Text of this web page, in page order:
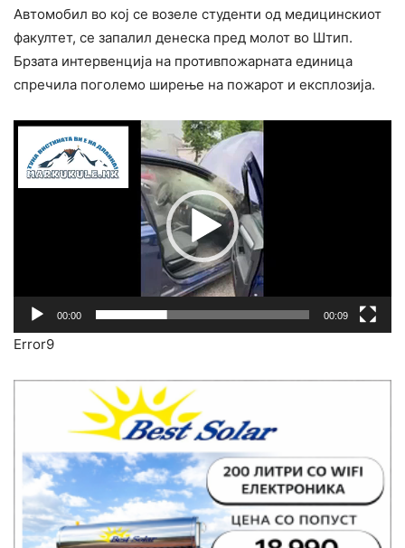
Автомобил во кој се возеле студенти од медицинскиот
факултет, се запалил денеска пред молот во Штип.
Брзата интервенција на противпожарната единица
спречила поголемо ширење на пожарот и експлозија.
Видео
плејер
00:00 00:09
Error9